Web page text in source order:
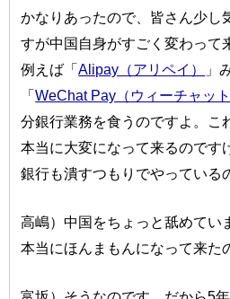
かなりあったので、皆さん少し
すが中国自身がすごく変わって
例えば「Alipay（アリペイ）
」
「WeChat Pay（ウィーチャット
分銀行業務を食うのですよ。こ
本当に大変になって来るのです
銀行も潰すつもりでやっている
高嶋）中国をちょっと舐めてい
本当にほんまもんになって来た